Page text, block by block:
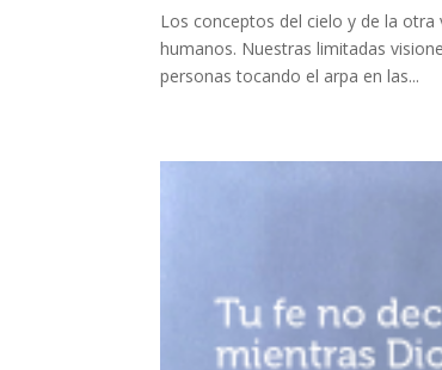
Los conceptos del cielo y de la
humanos. Nuestras limitadas
personas tocando el arpa en las...